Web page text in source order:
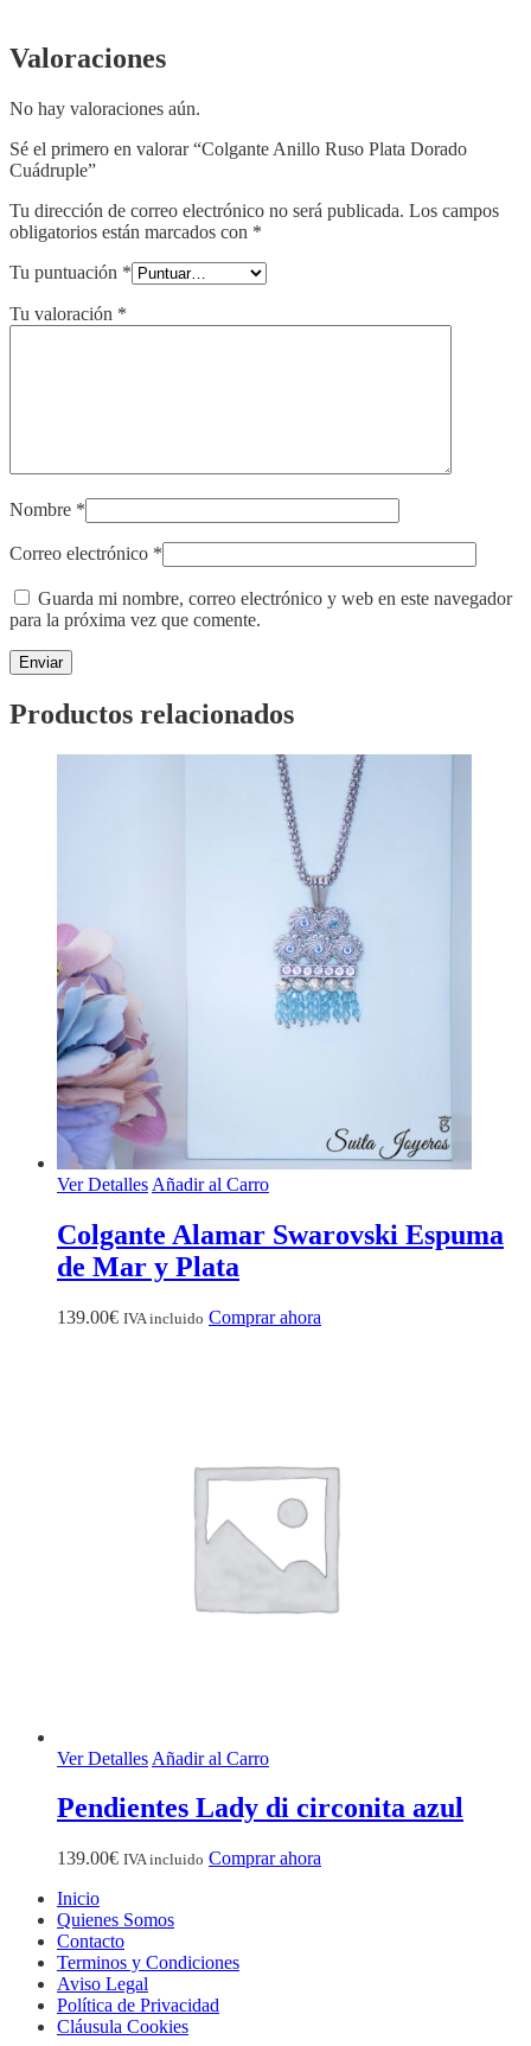
Valoraciones
No hay valoraciones aún.
Sé el primero en valorar “Colgante Anillo Ruso Plata Dorado
Cuádruple”
Tu dirección de correo electrónico no será publicada. Los campos
obligatorios están marcados con *
Tu puntuación *
Tu valoración *
Nombre *
Correo electrónico *
Guarda mi nombre, correo electrónico y web en este navegador
para la próxima vez que comente.
Productos relacionados
Ver Detalles Añadir al Carro
Colgante Alamar Swarovski Espuma
de Mar y Plata
139.00€ IVA incluido Comprar ahora
Ver Detalles Añadir al Carro
Pendientes Lady di circonita azul
139.00€ IVA incluido Comprar ahora
Inicio
Quienes Somos
Contacto
Terminos y Condiciones
Aviso Legal
Política de Privacidad
Cláusula Cookies